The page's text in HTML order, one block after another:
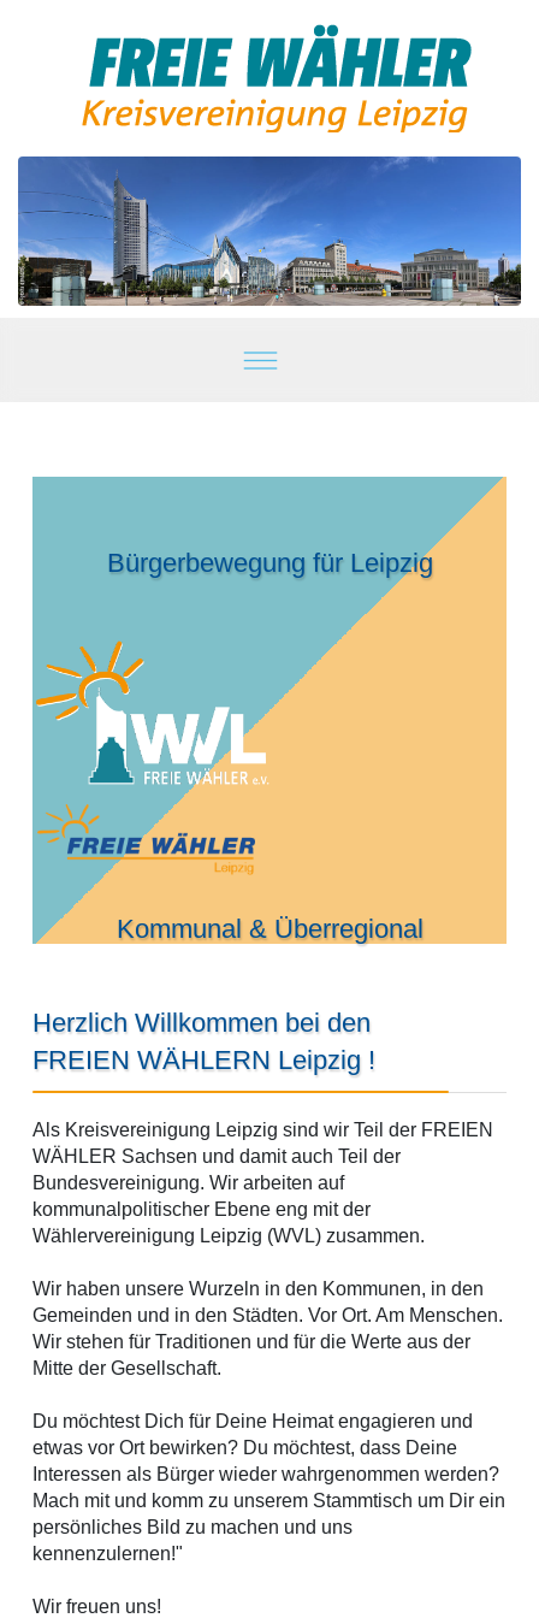
Bürgerbewegung für Leipzig
Kommunal & Überregional
Herzlich Willkommen bei den
FREIEN WÄHLERN Leipzig !
Als Kreisvereinigung Leipzig sind wir Teil der FREIEN
WÄHLER Sachsen und damit auch Teil der
Bundesvereinigung. Wir arbeiten auf
kommunalpolitischer Ebene eng mit der
Wählervereinigung Leipzig (WVL) zusammen.
Wir haben unsere Wurzeln in den Kommunen, in den
Gemeinden und in den Städten. Vor Ort. Am Menschen.
Wir stehen für Traditionen und für die Werte aus der
Mitte der Gesellschaft.
Du möchtest Dich für Deine Heimat engagieren und
etwas vor Ort bewirken? Du möchtest, dass Deine
Interessen als Bürger wieder wahrgenommen werden?
Mach mit und komm zu unserem Stammtisch um Dir ein
persönliches Bild zu machen und uns
kennenzulernen!"
Wir freuen uns!